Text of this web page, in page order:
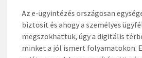
Az e-ügyintézés országosan
biztosít és ahogy a személyes
megszokhattuk, úgy a digitális
minket a jól ismert folyamatokon.